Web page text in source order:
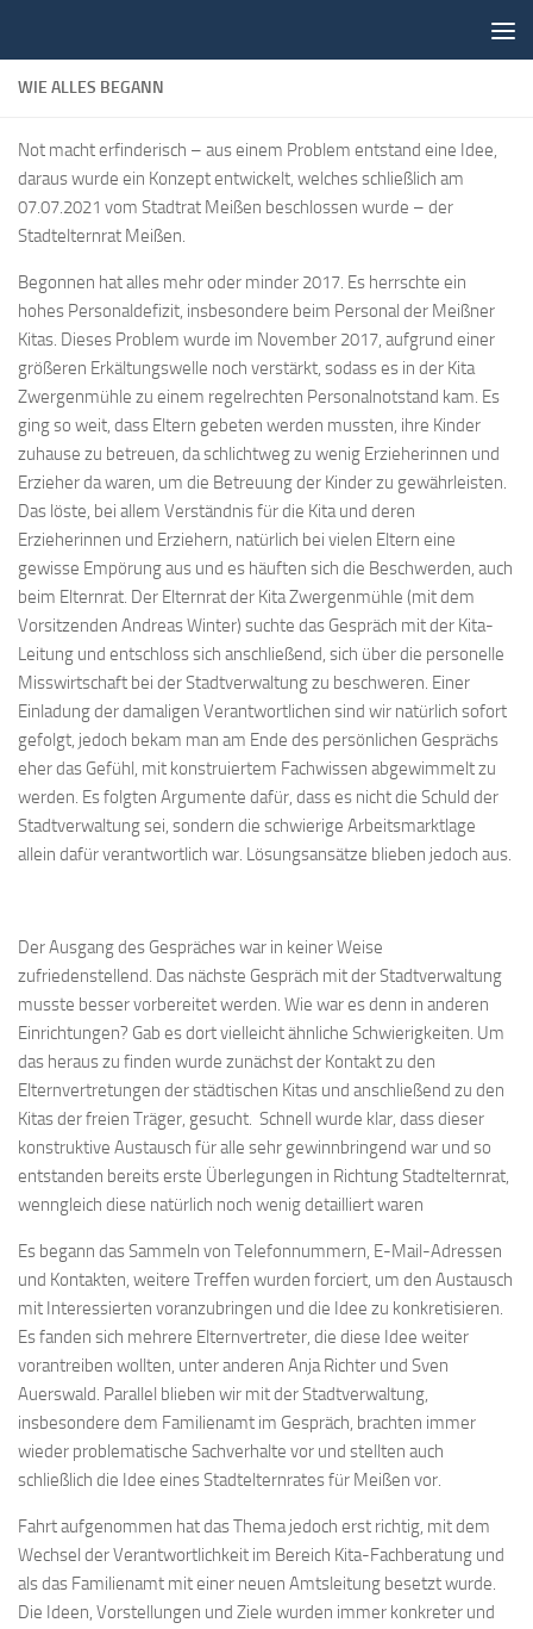
WIE ALLES BEGANN
Not macht erfinderisch – aus einem Problem entstand eine Idee,
daraus wurde ein Konzept entwickelt, welches schließlich am
07.07.2021 vom Stadtrat Meißen beschlossen wurde – der
Stadtelternrat Meißen.
Begonnen hat alles mehr oder minder 2017. Es herrschte ein
hohes Personaldefizit, insbesondere beim Personal der Meißner
Kitas. Dieses Problem wurde im November 2017, aufgrund einer
größeren Erkältungswelle noch verstärkt, sodass es in der Kita
Zwergenmühle zu einem regelrechten Personalnotstand kam. Es
ging so weit, dass Eltern gebeten werden mussten, ihre Kinder
zuhause zu betreuen, da schlichtweg zu wenig Erzieherinnen und
Erzieher da waren, um die Betreuung der Kinder zu gewährleisten.
Das löste, bei allem Verständnis für die Kita und deren
Erzieherinnen und Erziehern, natürlich bei vielen Eltern eine
gewisse Empörung aus und es häuften sich die Beschwerden, auch
beim Elternrat. Der Elternrat der Kita Zwergenmühle (mit dem
Vorsitzenden Andreas Winter) suchte das Gespräch mit der Kita-
Leitung und entschloss sich anschließend, sich über die personelle
Misswirtschaft bei der Stadtverwaltung zu beschweren. Einer
Einladung der damaligen Verantwortlichen sind wir natürlich sofort
gefolgt, jedoch bekam man am Ende des persönlichen Gesprächs
eher das Gefühl, mit konstruiertem Fachwissen abgewimmelt zu
werden. Es folgten Argumente dafür, dass es nicht die Schuld der
Stadtverwaltung sei, sondern die schwierige Arbeitsmarktlage
allein dafür verantwortlich war. Lösungsansätze blieben jedoch aus.
Der Ausgang des Gespräches war in keiner Weise
zufriedenstellend. Das nächste Gespräch mit der Stadtverwaltung
musste besser vorbereitet werden. Wie war es denn in anderen
Einrichtungen? Gab es dort vielleicht ähnliche Schwierigkeiten. Um
das heraus zu finden wurde zunächst der Kontakt zu den
Elternvertretungen der städtischen Kitas und anschließend zu den
Kitas der freien Träger, gesucht. Schnell wurde klar, dass dieser
konstruktive Austausch für alle sehr gewinnbringend war und so
entstanden bereits erste Überlegungen in Richtung Stadtelternrat,
wenngleich diese natürlich noch wenig detailliert waren
Es begann das Sammeln von Telefonnummern, E-Mail-Adressen
und Kontakten, weitere Treffen wurden forciert, um den Austausch
mit Interessierten voranzubringen und die Idee zu konkretisieren.
Es fanden sich mehrere Elternvertreter, die diese Idee weiter
vorantreiben wollten, unter anderen Anja Richter und Sven
Auerswald. Parallel blieben wir mit der Stadtverwaltung,
insbesondere dem Familienamt im Gespräch, brachten immer
wieder problematische Sachverhalte vor und stellten auch
schließlich die Idee eines Stadtelternrates für Meißen vor.
Fahrt aufgenommen hat das Thema jedoch erst richtig, mit dem
Wechsel der Verantwortlichkeit im Bereich Kita-Fachberatung und
als das Familienamt mit einer neuen Amtsleitung besetzt wurde.
Die Ideen, Vorstellungen und Ziele wurden immer konkreter und